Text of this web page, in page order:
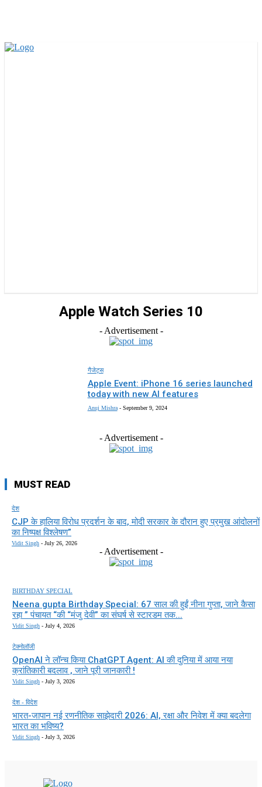
Apple Watch Series 10
- Advertisement -
गैजेट्स
Apple Event: iPhone 16 series launched
today with new AI features
Anuj Mishra - September 9, 2024
- Advertisement -
MUST READ
देश
CJP के हालिया विरोध प्रदर्शन के बाद, मोदी सरकार के दौरान हुए प्रमुख आंदोलनों
का निष्पक्ष विश्लेषण”
Vidit Singh - July 26, 2026
- Advertisement -
BIRTHDAY SPECIAL
Neena gupta Birthday Special: 67 साल की हुईं नीना गुप्ता, जाने कैसा
रहा ” पंचायत “की “मंजु देवी” का संघर्ष से स्टारडम तक...
Vidit Singh - July 4, 2026
टेक्नोलॉजी
OpenAI ने लॉन्च किया ChatGPT Agent: AI की दुनिया में आया नया
क्रांतिकारी बदलाव , जाने पूरी जानकारी !
Vidit Singh - July 3, 2026
देश - विदेश
भारत-जापान नई रणनीतिक साझेदारी 2026: AI, रक्षा और निवेश में क्या बदलेगा
भारत का भविष्य?
Vidit Singh - July 3, 2026